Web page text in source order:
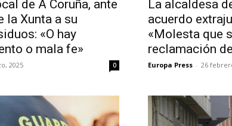
de A Coruña, ante
la Xunta a su
«O hay
o mala fe»
2025 0
La alcaldesa
acuerdo
«Molesta que
reclamación
Europa Press - 26